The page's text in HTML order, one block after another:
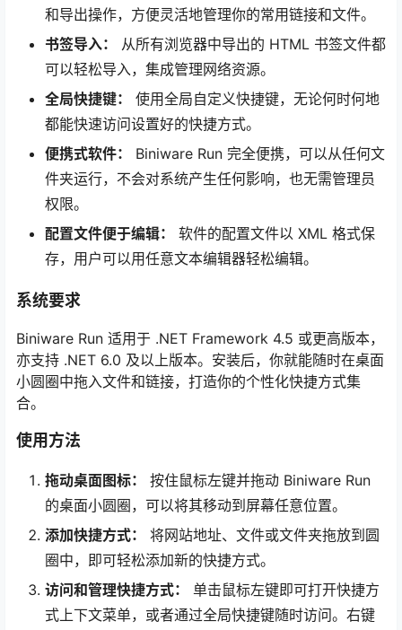
和导出操作，方便灵活地管理你的常用链接和文件。
书签导入：
从所有浏览器中导出的 HTML 书签文件都
可以轻松导入，集成管理网络资源。
全局快捷键：
使用全局自定义快捷键，无论何时何地
都能快速访问设置好的快捷方式。
便携式软件：
Biniware Run 完全便携，可以从任何文
件夹运行，不会对系统产生任何影响，也无需管理员
权限。
配置文件便于编辑：
软件的配置文件以 XML 格式保
存，用户可以用任意文本编辑器轻松编辑。
系统要求
Biniware Run 适用于 .NET Framework 4.5 或更高版本，
亦支持 .NET 6.0 及以上版本。安装后，你就能随时在桌面
小圆圈中拖入文件和链接，打造你的个性化快捷方式集
合。
使用方法
拖动桌面图标：
按住鼠标左键并拖动 Biniware Run
的桌面小圆圈，可以将其移动到屏幕任意位置。
添加快捷方式：
将网站地址、文件或文件夹拖放到圆
圈中，即可轻松添加新的快捷方式。
访问和管理快捷方式：
单击鼠标左键即可打开快捷方
式上下文菜单，或者通过全局快捷键随时访问。右键